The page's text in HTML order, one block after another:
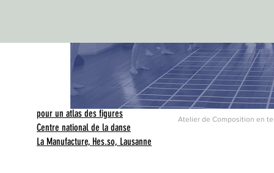
Atelier de Composition en
pour un atlas des figures
Centre national de la danse
La Manufacture, Hes.so, Lausanne